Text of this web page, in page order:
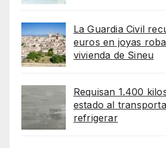
La Guardia Civil
euros en joyas
vivienda de Sineu
Requisan 1.400
estado al
refrigerar